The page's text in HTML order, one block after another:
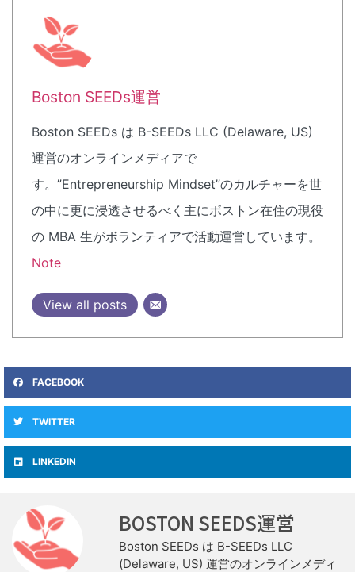
Boston SEEDs運営
Boston SEEDs は B-SEEDs LLC (Delaware, US)
運営のオンラインメディアで
す。”Entrepreneurship Mindset”のカルチャーを世
の中に更に浸透させるべく主にボストン在住の現役
の MBA 生がボランティアで活動運営しています。
Note
View all posts
FACEBOOK
TWITTER
LINKEDIN
BOSTON SEEDS運営
Boston SEEDs は B-SEEDs LLC
(Delaware, US) 運営のオンラインメディ